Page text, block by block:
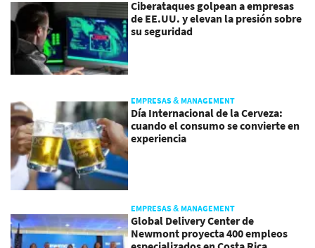
Ciberataques golpean a empresas
de EE.UU. y elevan la presión sobre
su seguridad
EMPRESAS & MANAGEMENT
Día Internacional de la Cerveza:
cuando el consumo se convierte en
experiencia
EMPRESAS & MANAGEMENT
Global Delivery Center de
Newmont proyecta 400 empleos